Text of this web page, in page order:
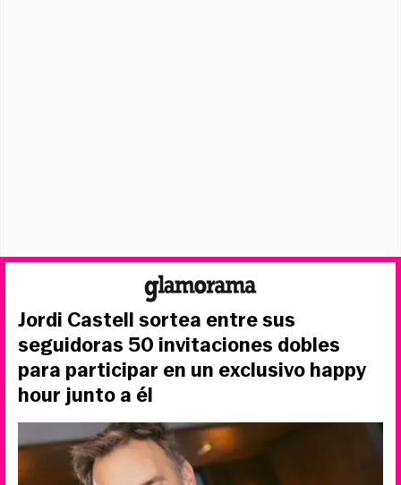
Jordi Castell sortea entre sus
seguidoras 50 invitaciones dobles
para participar en un exclusivo happy
hour junto a él